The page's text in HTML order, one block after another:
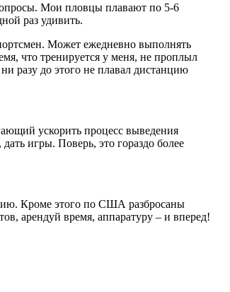
Мои пловцы плавают по 5-6
раз удивить.
Может ежедневно выполнять
что тренируется у меня, не проплыл
разу до этого не плавал дистанцию
ускорить процесс выведения
игры. Поверь, это гораздо более
Кроме этого по США разбросаны
арендуй время, аппаратуру – и вперед!